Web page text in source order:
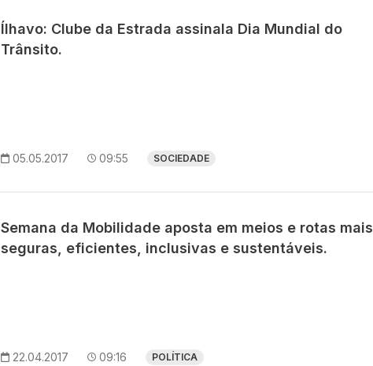
Ílhavo: Clube da Estrada assinala Dia Mundial do
Trânsito.
05.05.2017 09:55 SOCIEDADE
Semana da Mobilidade aposta em meios e rotas mais
seguras, eficientes, inclusivas e sustentáveis.
22.04.2017 09:16 POLÍTICA